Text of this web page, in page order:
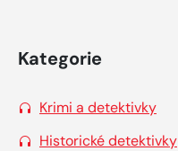
Kategorie
Krimi a detektivky
Historické detektivky